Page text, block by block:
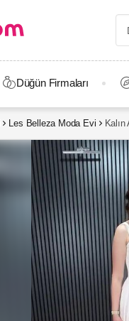
Düğün Firmaları
Les Belleza Moda Evi